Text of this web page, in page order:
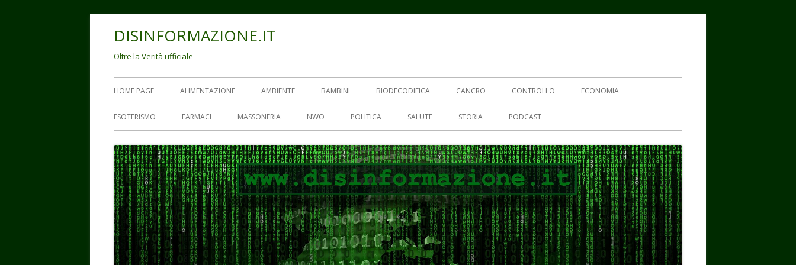
DISINFORMAZIONE.IT
Oltre la Verità ufficiale
Menu
principale
HOME PAGE ALIMENTAZIONE AMBIENTE BAMBINI BIODECODIFICA CANCRO CONTROLLO ECONOMIA
ESOTERISMO FARMACI MASSONERIA NWO POLITICA SALUTE STORIA PODCAST